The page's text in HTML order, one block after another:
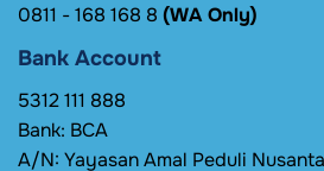
0811 - 168 168 8 (WA Only)
Bank Account
5312 111 888
Bank: BCA
A/N: Yayasan Amal Peduli